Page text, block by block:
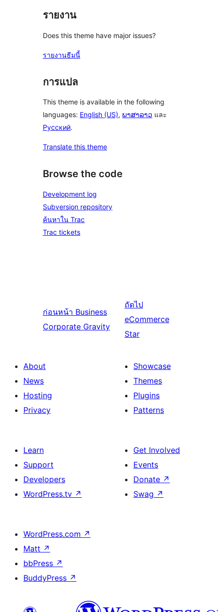
รายงาน
Does this theme have major issues?
รายงานธีมนี้
การแปล
This theme is available in the following
languages: English (US), ພາສາລາວ และ
Русский.
Translate this theme
Browse the code
Development log
Subversion repository
ค้นหาใน Trac
Trac tickets
ก่อนหน้า Business
Corporate Gravity
ถัดไป
eCommerce
Star
About
News
Hosting
Privacy
Showcase
Themes
Plugins
Patterns
Learn
Support
Developers
WordPress.tv ↗
Get Involved
Events
Donate ↗
Swag ↗
WordPress.com ↗
Matt ↗
bbPress ↗
BuddyPress ↗